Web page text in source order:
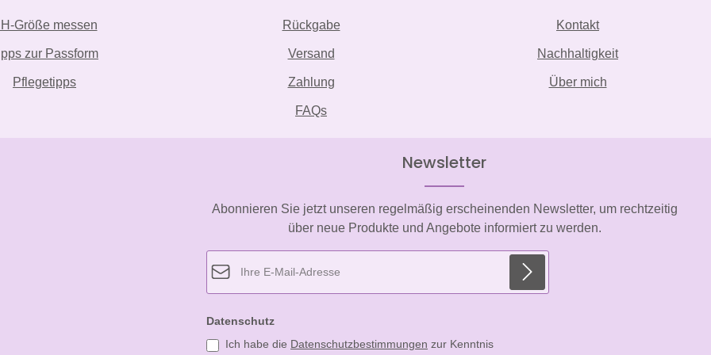
Größe messen
zur Passform
Pflegetipps
Rückgabe
Versand
Zahlung
FAQs
Kontakt
Nachhaltigkeit
Über mich
Newsletter
Abonnieren Sie jetzt unseren regelmäßig erscheinenden Newsletter, um rechtzeitig
über neue Produkte und Angebote informiert zu werden.
Datenschutz
Ich habe die Datenschutzbestimmungen zur Kenntnis